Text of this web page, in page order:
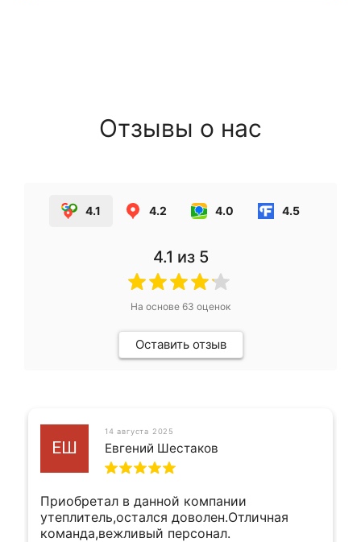
Отзывы о нас
4.1 4.2 4.0 4.5
4.1 из 5
На основе 63 оценок
Оставить отзыв
ЕШ
14 августа 2025
Евгений Шестаков
Приобретал в данной компании
утеплитель,остался доволен.Отличная
команда,вежливый персонал.